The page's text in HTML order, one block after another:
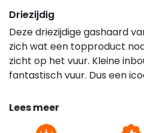
Driezijdig
Deze driezijdige gashaard
zich wat een topproduct
zicht op het vuur. Kleine
fantastisch vuur. Dus een
Lees meer